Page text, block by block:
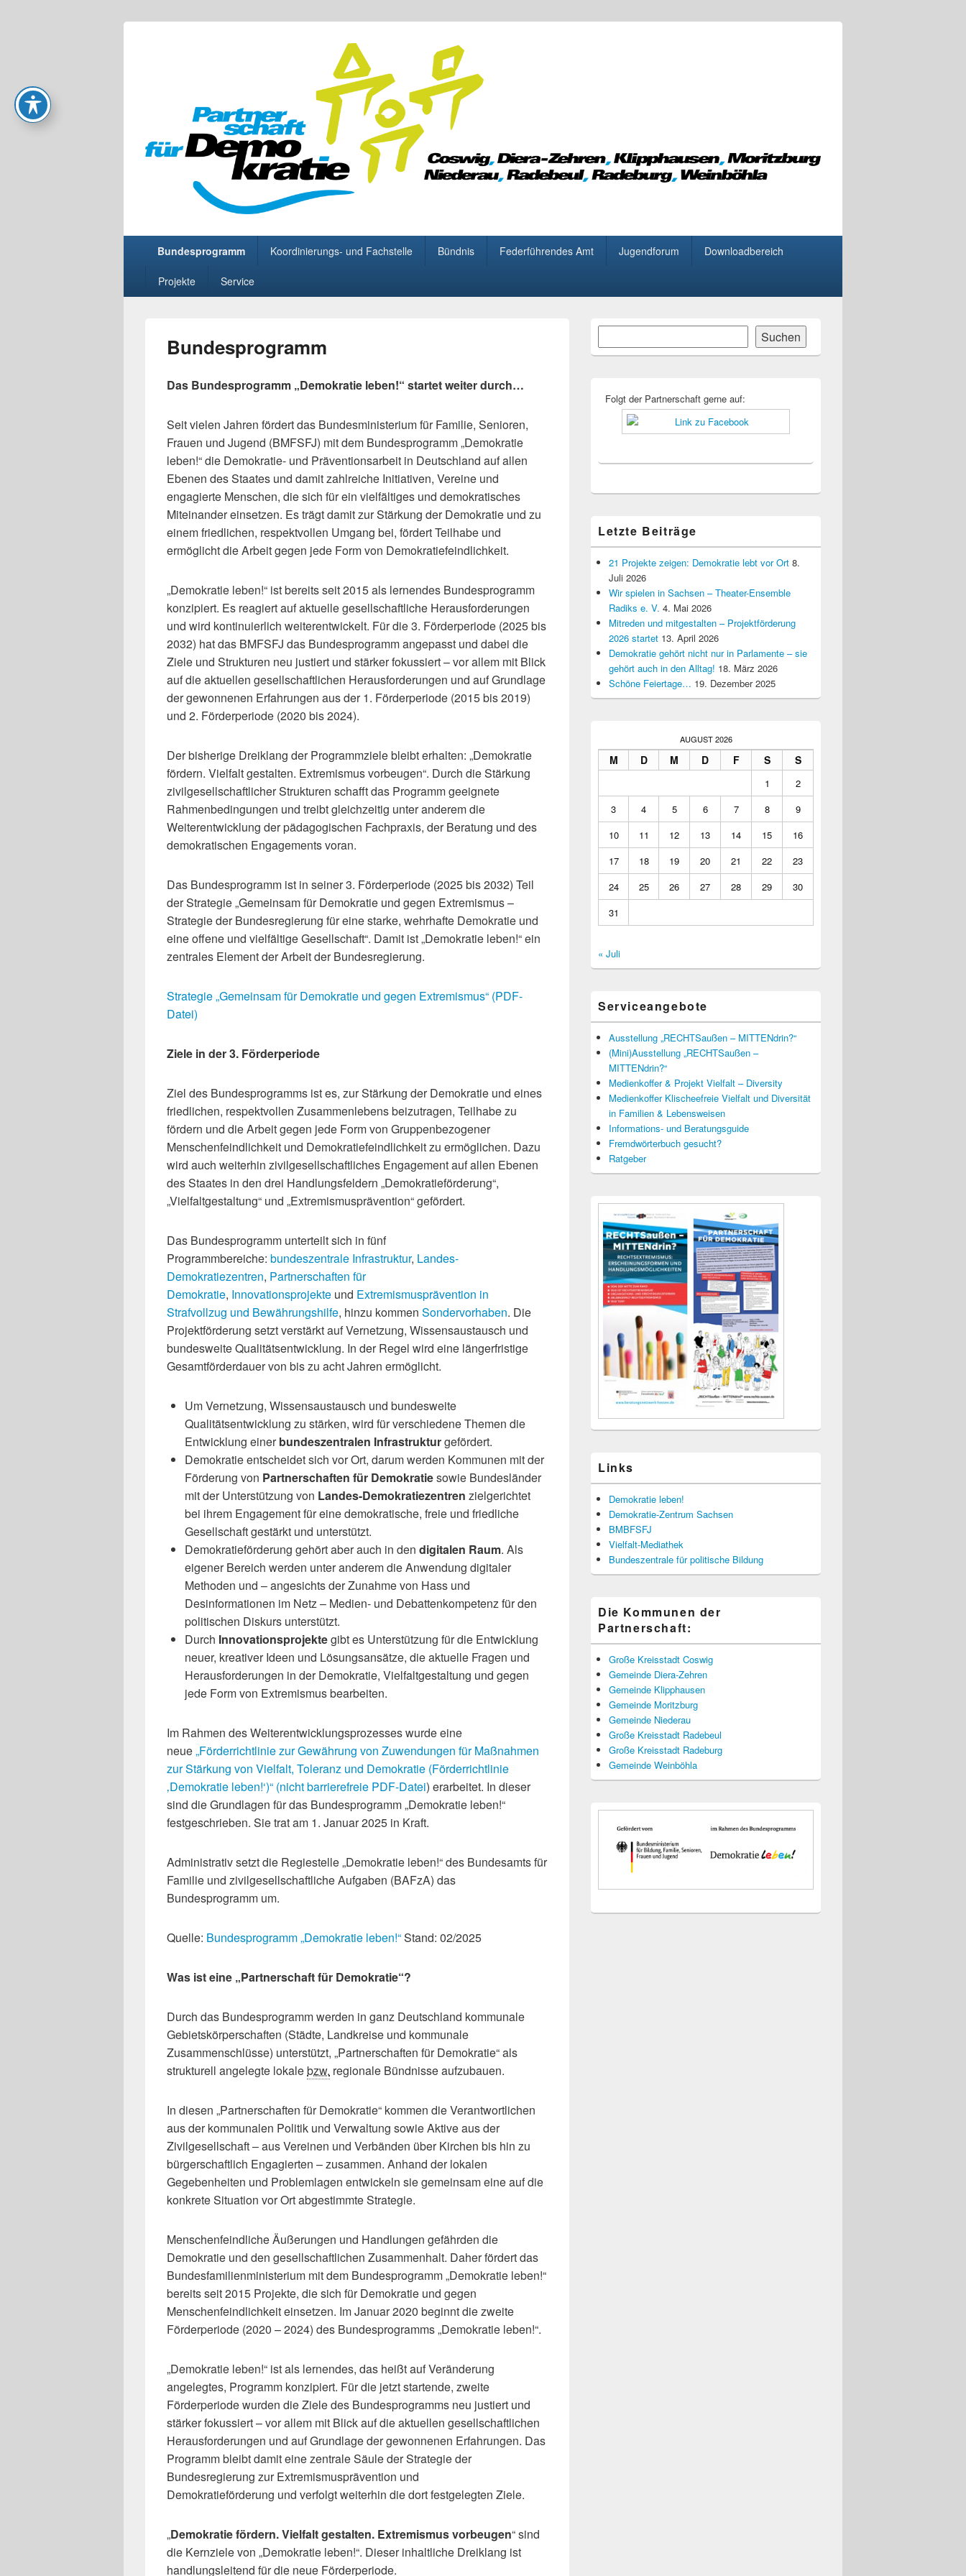
Partnerschaft für Demokratie
Bundesprogramm Koordinierungs- und Fachstelle Bündnis Federführendes Amt Jugendforum Downloadbereich
Projekte Service
Bundesprogramm
Das Bundesprogramm „Demokratie leben!“ startet weiter durch…
Seit vielen Jahren fördert das Bundesministerium für Familie, Senioren,
Frauen und Jugend (BMFSFJ) mit dem Bundesprogramm „Demokratie
leben!“ die Demokratie- und Präventionsarbeit in Deutschland auf allen
Ebenen des Staates und damit zahlreiche Initiativen, Vereine und
engagierte Menschen, die sich für ein vielfältiges und demokratisches
Miteinander einsetzen. Es trägt damit zur Stärkung der Demokratie und zu
einem friedlichen, respektvollen Umgang bei, fördert Teilhabe und
ermöglicht die Arbeit gegen jede Form von Demokratiefeindlichkeit.
„Demokratie leben!“ ist bereits seit 2015 als lernendes Bundesprogramm
konzipiert. Es reagiert auf aktuelle gesellschaftliche Herausforderungen
und wird kontinuierlich weiterentwickelt. Für die 3. Förderperiode (2025 bis
2032) hat das BMFSFJ das Bundesprogramm angepasst und dabei die
Ziele und Strukturen neu justiert und stärker fokussiert – vor allem mit Blick
auf die aktuellen gesellschaftlichen Herausforderungen und auf Grundlage
der gewonnenen Erfahrungen aus der 1. Förderperiode (2015 bis 2019)
und 2. Förderperiode (2020 bis 2024).
Der bisherige Dreiklang der Programmziele bleibt erhalten: „Demokratie
fördern. Vielfalt gestalten. Extremismus vorbeugen“. Durch die Stärkung
zivilgesellschaftlicher Strukturen schafft das Programm geeignete
Rahmenbedingungen und treibt gleichzeitig unter anderem die
Weiterentwicklung der pädagogischen Fachpraxis, der Beratung und des
demokratischen Engagements voran.
Das Bundesprogramm ist in seiner 3. Förderperiode (2025 bis 2032) Teil
der Strategie „Gemeinsam für Demokratie und gegen Extremismus –
Strategie der Bundesregierung für eine starke, wehrhafte Demokratie und
eine offene und vielfältige Gesellschaft“. Damit ist „Demokratie leben!“ ein
zentrales Element der Arbeit der Bundesregierung.
Strategie „Gemeinsam für Demokratie und gegen Extremismus“ (PDF-
Datei)
Ziele in der 3. Förderperiode
Ziel des Bundesprogramms ist es, zur Stärkung der Demokratie und eines
friedlichen, respektvollen Zusammenlebens beizutragen, Teilhabe zu
fördern und die Arbeit gegen jede Form von Gruppenbezogener
Menschenfeindlichkeit und Demokratiefeindlichkeit zu ermöglichen. Dazu
wird auch weiterhin zivilgesellschaftliches Engagement auf allen Ebenen
des Staates in den drei Handlungsfeldern „Demokratieförderung“,
„Vielfaltgestaltung“ und „Extremismusprävention“ gefördert.
Das Bundesprogramm unterteilt sich in fünf
Programmbereiche: bundeszentrale Infrastruktur, Landes-
Demokratiezentren, Partnerschaften für
Demokratie, Innovationsprojekte und Extremismusprävention in
Strafvollzug und Bewährungshilfe, hinzu kommen Sondervorhaben. Die
Projektförderung setzt verstärkt auf Vernetzung, Wissensaustausch und
bundesweite Qualitätsentwicklung. In der Regel wird eine längerfristige
Gesamtförderdauer von bis zu acht Jahren ermöglicht.
Um Vernetzung, Wissensaustausch und bundesweite
Qualitätsentwicklung zu stärken, wird für verschiedene Themen die
Entwicklung einerbundeszentralen Infrastrukturgefördert.
Demokratie entscheidet sich vor Ort, darum werden Kommunen mit der
Förderung von Partnerschaften für Demokratiesowie Bundesländer
mit der Unterstützung von Landes-Demokratiezentren zielgerichtet
bei ihrem Engagement für eine demokratische, freie und friedliche
Gesellschaft gestärkt und unterstützt.
Demokratieförderung gehört aber auch in den digitalen Raum. Als
eigener Bereich werden unter anderem die Anwendung digitaler
Methoden und – angesichts der Zunahme von Hass und
Desinformationen im Netz – Medien- und Debattenkompetenz für den
politischen Diskurs unterstützt.
Durch Innovationsprojektegibt es Unterstützung für die Entwicklung
neuer, kreativer Ideen und Lösungsansätze, die aktuelle Fragen und
Herausforderungen in der Demokratie, Vielfaltgestaltung und gegen
jede Form von Extremismus bearbeiten.
Im Rahmen des Weiterentwicklungsprozesses wurde eine
neue„Förderrichtlinie zur Gewährung von Zuwendungen für Maßnahmen
zur Stärkung von Vielfalt, Toleranz und Demokratie (Förderrichtlinie
‚Demokratie leben!‘)“ (nicht barrierefreie PDF-Datei) erarbeitet. In dieser
sind die Grundlagen für das Bundesprogramm „Demokratie leben!“
festgeschrieben. Sie trat am 1. Januar 2025 in Kraft.
Administrativ setzt die Regiestelle „Demokratie leben!“ des Bundesamts für
Familie und zivilgesellschaftliche Aufgaben (BAFzA) das
Bundesprogramm um.
Quelle: Bundesprogramm „Demokratie leben!“Stand: 02/2025
Was ist eine „Partnerschaft für Demokratie“?
Durch das Bundesprogramm werden in ganz Deutschland kommunale
Gebietskörperschaften (Städte, Landkreise und kommunale
Zusammenschlüsse) unterstützt, „Partnerschaften für Demokratie“ als
strukturell angelegte lokalebzw. regionale Bündnisse aufzubauen.
In diesen „Partnerschaften für Demokratie“ kommen die Verantwortlichen
aus der kommunalen Politik und Verwaltung sowie Aktive aus der
Zivilgesellschaft – aus Vereinen und Verbänden über Kirchen bis hin zu
bürgerschaftlich Engagierten – zusammen. Anhand der lokalen
Gegebenheiten und Problemlagen entwickeln sie gemeinsam eine auf die
konkrete Situation vor Ort abgestimmte Strategie.
Menschenfeindliche Äußerungen und Handlungen gefährden die
Demokratie und den gesellschaftlichen Zusammenhalt. Daher fördert das
Bundesfamilienministerium mit dem Bundesprogramm „Demokratie leben!“
bereits seit 2015 Projekte, die sich für Demokratie und gegen
Menschenfeindlichkeit einsetzen. Im Januar 2020 beginnt die zweite
Förderperiode (2020 – 2024) des Bundesprogramms „Demokratie leben!“.
„Demokratie leben!“ ist als lernendes, das heißt auf Veränderung
angelegtes, Programm konzipiert. Für die jetzt startende, zweite
Förderperiode wurden die Ziele des Bundesprogramms neu justiert und
stärker fokussiert – vor allem mit Blick auf die aktuellen gesellschaftlichen
Herausforderungen und auf Grundlage der gewonnenen Erfahrungen. Das
Programm bleibt damit eine zentrale Säule der Strategie der
Bundesregierung zur Extremismusprävention und
Demokratieförderung und verfolgt weiterhin die dort festgelegten Ziele.
„Demokratie fördern. Vielfalt gestalten. Extremismus vorbeugen“ sind
die Kernziele von „Demokratie leben!“. Dieser inhaltliche Dreiklang ist
handlungsleitend für die neue Förderperiode.
Primärer
Widgetbereich
Suchen
Folgt der Partnerschaft gerne auf:
Letzte Beiträge
21 Projekte zeigen: Demokratie lebt vor Ort 8.
Juli 2026
Wir spielen in Sachsen – Theater-Ensemble
Radiks e. V. 4. Mai 2026
Mitreden und mitgestalten – Projektförderung
2026 startet 13. April 2026
Demokratie gehört nicht nur in Parlamente – sie
gehört auch in den Alltag! 18. März 2026
Schöne Feiertage… 19. Dezember 2025
AUGUST 2026
M D M D F S S
1
2
3
4 5 6 7 8
9
10
11 12 13 14 15
16
17
18 19 20 21 22
23
24
25 26 27 28 29
30
31
« Juli
Serviceangebote
Ausstellung „RECHTSaußen – MITTENdrin?“
(Mini)Ausstellung „RECHTSaußen –
MITTENdrin?“
Medienkoffer & Projekt Vielfalt – Diversity
Medienkoffer Klischeefreie Vielfalt und Diversität
in Familien & Lebensweisen
Informations- und Beratungsguide
Fremdwörterbuch gesucht?
Ratgeber
Links
Demokratie leben!
Demokratie-Zentrum Sachsen
BMBFSFJ
Vielfalt-Mediathek
Bundeszentrale für politische Bildung
Die Kommunen der
Partnerschaft:
Große Kreisstadt Coswig
Gemeinde Diera-Zehren
Gemeinde Klipphausen
Gemeinde Moritzburg
Gemeinde Niederau
Große Kreisstadt Radebeul
Große Kreisstadt Radeburg
Gemeinde Weinböhla